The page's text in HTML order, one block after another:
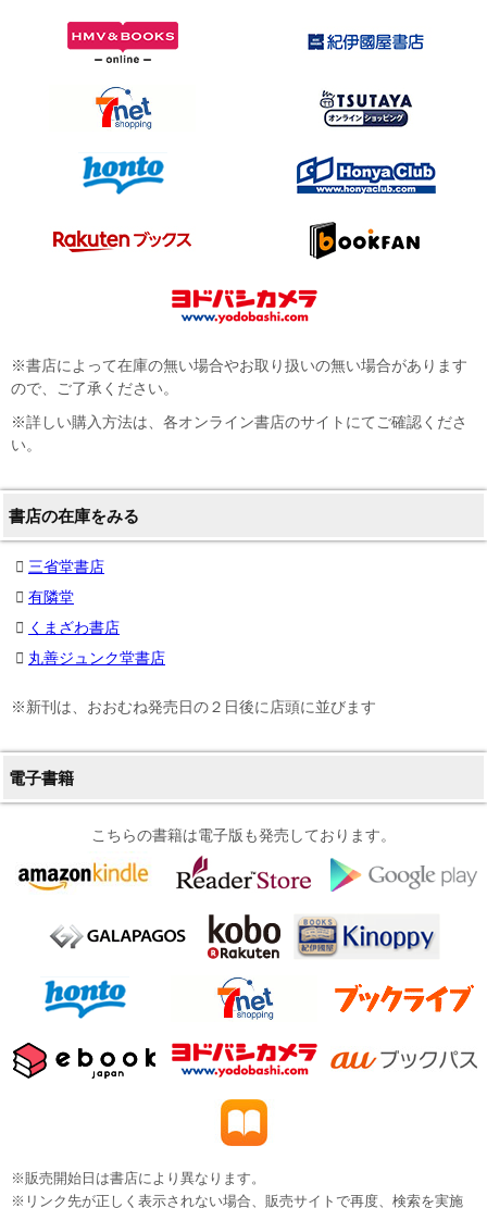
※書店によって在庫の無い場合やお取り扱いの無い場合があります
ので、ご了承ください。
※詳しい購入方法は、各オンライン書店のサイトにてご確認くださ
い。
書店の在庫をみる
三省堂書店
有隣堂
くまざわ書店
丸善ジュンク堂書店
※新刊は、おおむね発売日の２日後に店頭に並びます
電子書籍
こちらの書籍は電子版も発売しております。
※販売開始日は書店により異なります。
※リンク先が正しく表示されない場合、販売サイトで再度、検索を実施